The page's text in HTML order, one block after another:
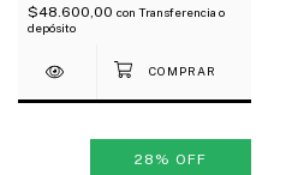
$48.600,00 con Transferencia o
depósito
28 % OFF